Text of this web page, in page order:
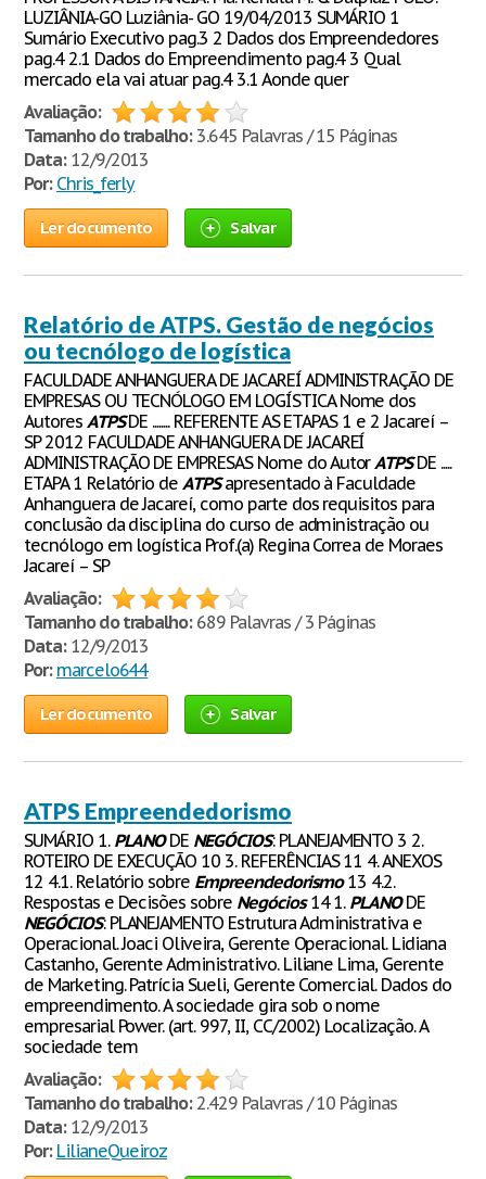
LUZIÂNIA-GO Luziânia- GO 19/04/2013 SUMÁRIO 1
Sumário Executivo pag.3 2 Dados dos Empreendedores
pag.4 2.1 Dados do Empreendimento pag.4 3 Qual
mercado ela vai atuar pag.4 3.1 Aonde quer
Avaliação:
Tamanho do trabalho:3.645 Palavras / 15 Páginas
Data:12/9/2013
Por: Chris_ferly
Ler documento Salvar
Relatório de ATPS. Gestão de negócios
ou tecnólogo de logística
FACULDADE ANHANGUERA DE JACAREÍ ADMINISTRAÇÃO DE
EMPRESAS OU TECNÓLOGO EM LOGÍSTICA Nome dos
Autores ATPSDE ........ REFERENTE AS ETAPAS 1 e 2 Jacareí –
SP 2012 FACULDADE ANHANGUERA DE JACAREÍ
ADMINISTRAÇÃO DE EMPRESAS Nome do AutorATPSDE .....
ETAPA 1 Relatório deATPSapresentado à Faculdade
Anhanguera de Jacareí, como parte dos requisitos para
conclusão da disciplina do curso de administração ou
tecnólogo em logística Prof.(a) Regina Correa de Moraes
Jacareí – SP
Avaliação:
Tamanho do trabalho:689 Palavras / 3 Páginas
Data:12/9/2013
Por: marcelo644
Ler documento Salvar
ATPS Empreendedorismo
SUMÁRIO 1. PLANODE NEGÓCIOS: PLANEJAMENTO 3 2.
ROTEIRO DE EXECUÇÃO 10 3. REFERÊNCIAS 11 4. ANEXOS
12 4.1. Relatório sobre Empreendedorismo13 4.2.
Respostas e Decisões sobre Negócios14 1. PLANODE
NEGÓCIOS: PLANEJAMENTO Estrutura Administrativa e
Operacional. Joaci Oliveira, Gerente Operacional. Lidiana
Castanho, Gerente Administrativo. Liliane Lima, Gerente
de Marketing. Patrícia Sueli, Gerente Comercial. Dados do
empreendimento. A sociedade gira sob o nome
empresarial Power. (art. 997, II, CC/2002) Localização. A
sociedade tem
Avaliação:
Tamanho do trabalho:2.429 Palavras / 10 Páginas
Data:12/9/2013
Por: LilianeQueiroz